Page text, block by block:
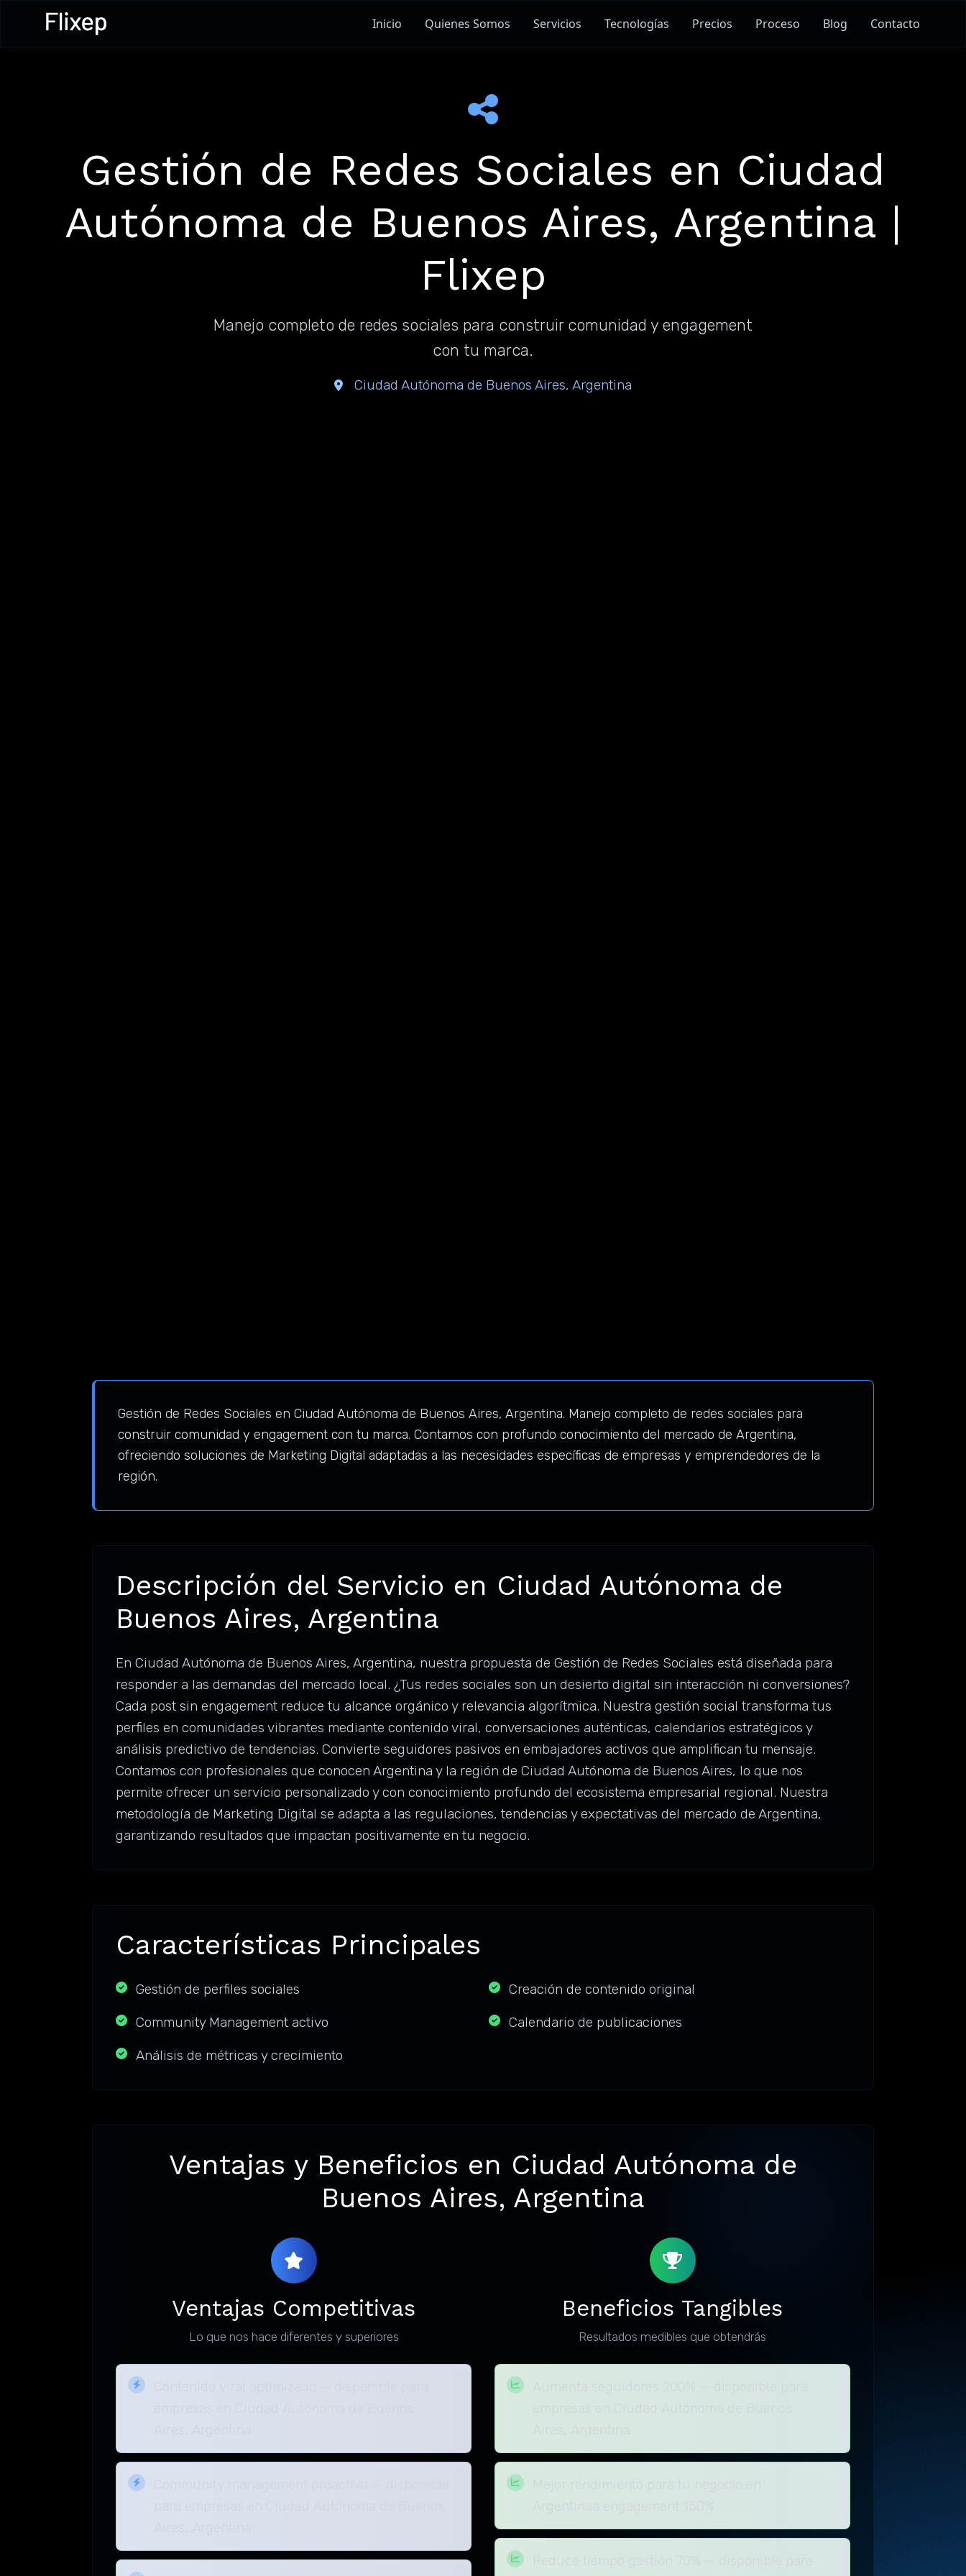
Inicio Quienes Somos Servicios Tecnologías Precios Proceso Blog Contacto
Gestión de Redes Sociales en Ciudad
Autónoma de Buenos Aires, Argentina |
Flixep
Manejo completo de redes sociales para construir comunidad y engagement
con tu marca.
Ciudad Autónoma de Buenos Aires, Argentina
Gestión de Redes Sociales en Ciudad Autónoma de Buenos Aires, Argentina. Manejo completo de redes sociales para
construir comunidad y engagement con tu marca. Contamos con profundo conocimiento del mercado de Argentina,
ofreciendo soluciones de Marketing Digital adaptadas a las necesidades específicas de empresas y emprendedores de la
región.
Descripción del Servicio en Ciudad Autónoma de
Buenos Aires, Argentina
En Ciudad Autónoma de Buenos Aires, Argentina, nuestra propuesta de Gestión de Redes Sociales está diseñada para
responder a las demandas del mercado local. ¿Tus redes sociales son un desierto digital sin interacción ni conversiones?
Cada post sin engagement reduce tu alcance orgánico y relevancia algorítmica. Nuestra gestión social transforma tus
perfiles en comunidades vibrantes mediante contenido viral, conversaciones auténticas, calendarios estratégicos y
análisis predictivo de tendencias. Convierte seguidores pasivos en embajadores activos que amplifican tu mensaje.
Contamos con profesionales que conocen Argentina y la región de Ciudad Autónoma de Buenos Aires, lo que nos
permite ofrecer un servicio personalizado y con conocimiento profundo del ecosistema empresarial regional. Nuestra
metodología de Marketing Digital se adapta a las regulaciones, tendencias y expectativas del mercado de Argentina,
garantizando resultados que impactan positivamente en tu negocio.
Características Principales
Gestión de perfiles sociales
Creación de contenido original
Community Management activo
Calendario de publicaciones
Análisis de métricas y crecimiento
Ventajas y Beneficios en Ciudad Autónoma de
Buenos Aires, Argentina
Ventajas Competitivas
Lo que nos hace diferentes y superiores
Beneficios Tangibles
Resultados medibles que obtendrás